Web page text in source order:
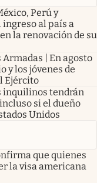
Perú y
al país a
la renovación de su
| En agosto
y los jóvenes de
Ejército
inquilinos tendrán
si el dueño
Unidos
que quienes
la visa americana